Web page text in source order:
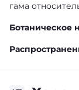
гама
Ботаническое